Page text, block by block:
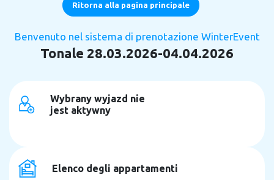
Ritorna alla pagina principale
Benvenuto nel sistema di prenotazione WinterEvent
Tonale 28.03.2026-04.04.2026
Elenco degli appartamenti
Wybrany wyjazd nie
jest aktywny